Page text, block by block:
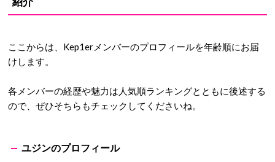
ラーといった情報から、国別のメンバー人気順ランキング、人
まずはKep1erメンバーのプロフィールから見ていきましょ
紹介